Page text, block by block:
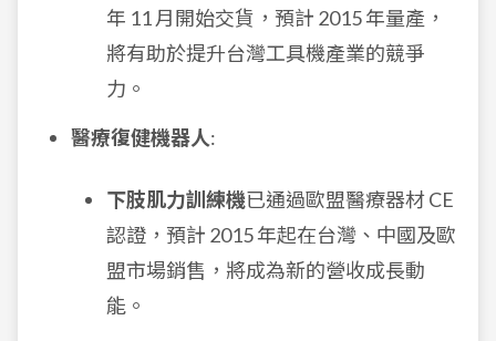
年 11 月開始交貨，預計 2015 年量產，
將有助於提升台灣工具機產業的競爭
力。
醫療復健機器人:
下肢肌力訓練機已通過歐盟醫療器材 CE
認證，預計 2015 年起在台灣、中國及歐
盟市場銷售，將成為新的營收成長動
能。